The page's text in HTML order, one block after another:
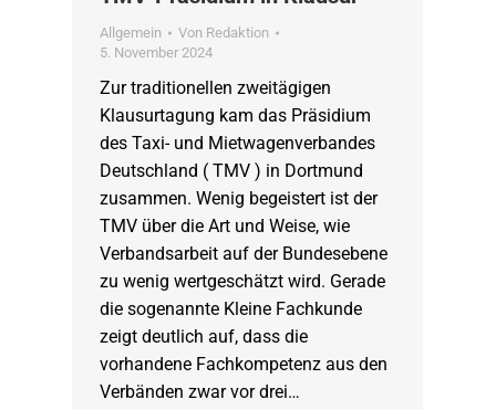
Allgemein Von Redaktion
5. November 2024
Zur traditionellen zweitägigen
Klausurtagung kam das Präsidium
des Taxi- und Mietwagenverbandes
Deutschland ( TMV ) in Dortmund
zusammen. Wenig begeistert ist der
TMV über die Art und Weise, wie
Verbandsarbeit auf der Bundesebene
zu wenig wertgeschätzt wird. Gerade
die sogenannte Kleine Fachkunde
zeigt deutlich auf, dass die
vorhandene Fachkompetenz aus den
Verbänden zwar vor drei…